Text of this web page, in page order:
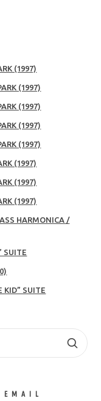
(1997)
(1997)
(1997)
(1997)
(1997)
(1997)
(1997)
(1997)
HARMONICA /
SUITE
KID” SUITE